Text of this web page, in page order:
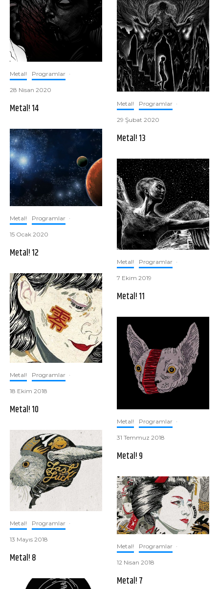
Metal! Programlar ·
28 Nisan 2020
Metal! 14
Metal! Programlar ·
15 Ocak 2020
Metal! 12
Metal! Programlar ·
18 Ekim 2018
Metal! 10
Metal! Programlar ·
13 Mayıs 2018
Metal! 8
Metal! Programlar ·
29 Şubat 2020
Metal! 13
Metal! Programlar ·
7 Ekim 2019
Metal! 11
Metal! Programlar ·
31 Temmuz 2018
Metal! 9
Metal! Programlar ·
12 Nisan 2018
Metal! 7